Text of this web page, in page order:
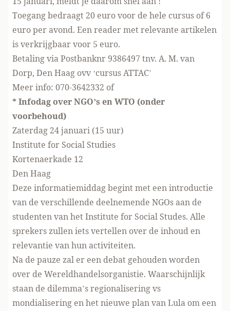
Toegang bedraagt 20 euro voor de hele cursus of 6
euro per avond. Een reader met relevante artikelen
is verkrijgbaar voor 5 euro.
Betaling via Postbanknr 9386497 tnv. A. M. van
Dorp, Den Haag ovv ‘cursus ATTAC’
Meer info: 070-3642332 of
* Infodag over NGO’s en WTO (onder
voorbehoud)
Zaterdag 24 januari (15 uur)
Institute for Social Studies
Kortenaerkade 12
Den Haag
Deze informatiemiddag begint met een introductie
van de verschillende deelnemende NGOs aan de
studenten van het Institute for Social Studes. Alle
sprekers zullen iets vertellen over de inhoud en
relevantie van hun activiteiten.
Na de pauze zal er een debat gehouden worden
over de Wereldhandelsorganistie. Waarschijnlijk
staan de dilemma’s regionalisering vs
mondialisering en het nieuwe plan van Lula om een